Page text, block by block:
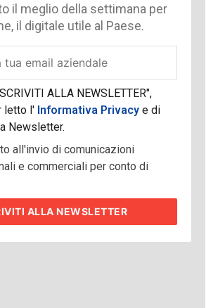
il meglio della settimana per
il digitale utile al Paese.
ALLA NEWSLETTER",
letto l'Informativa Privacy e di
Newsletter.
all'invio di comunicazioni
e commerciali per conto di
ALLA NEWSLETTER